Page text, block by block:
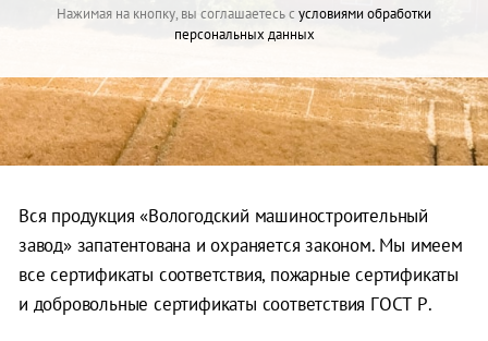
Нажимая на кнопку, вы соглашаетесь с условиями обработки
персональных данных
Вся продукция «Вологодский машиностроительный
завод» запатентована и охраняется законом. Мы имеем
все сертификаты соответствия, пожарные сертификаты
и добровольные сертификаты соответствия ГОСТ Р.